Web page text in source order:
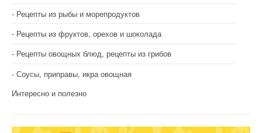
Рецепты из рыбы и морепродуктов
Рецепты из фруктов, орехов и шоколада
Рецепты овощных блюд, рецепты из грибов
Соусы, приправы, икра овощная
Интересно и полезно